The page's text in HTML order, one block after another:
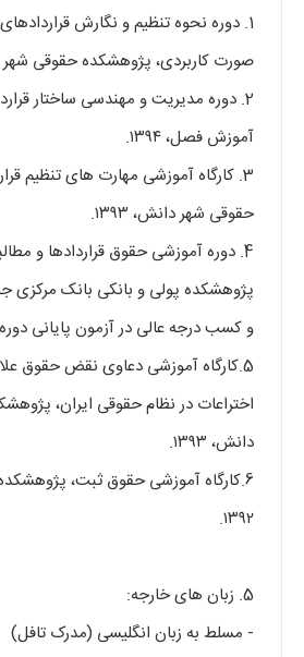
1. دوره نحوه تنظیم و نگارش
صورت کاربردی، پژوهشکده حقوقی شهر
2. دوره مدیریت و مهندسی ساختار
آموزش فصل، ۱۳۹۴.
3. کارگاه آموزشی مهارت های تنظیم
حقوقی شهر دانش، ۱۳۹۳.
4. دوره آموزشی حقوق قراردادها و
پژوهشکده پولی و بانکی بانک مرکزی
و کسب درجه عالی در آزمون پایانی دوره ۱۳۹۳.
5.کارگاه آموزشی دعاوی نقض حقوق
اختراعات در نظام حقوقی ایران،
دانش، ۱۳۹۳.
6.کارگاه آموزشی حقوق ثبت،
۱۳۹۲.
5. زبان های خارجه:
- مسلط به زبان انگلیسی (مدرک تافل)